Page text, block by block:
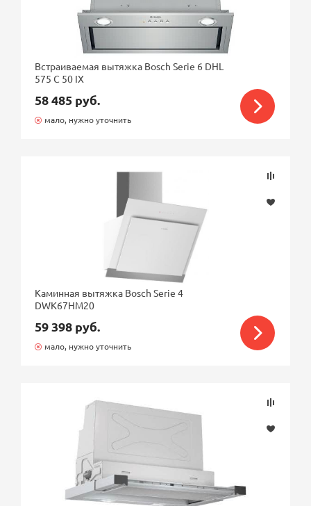
Встраиваемая вытяжка Bosch Serie 6 DHL
575 C 50 IX
58 485 руб.
мало, нужно уточнить
Каминная вытяжка Bosch Serie 4
DWK67HM20
59 398 руб.
мало, нужно уточнить